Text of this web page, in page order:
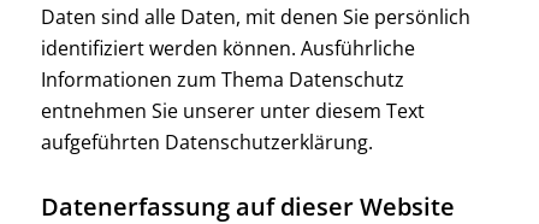
Daten sind alle Daten, mit denen Sie persönlich
identifiziert werden können. Ausführliche
Informationen zum Thema Datenschutz
entnehmen Sie unserer unter diesem Text
aufgeführten Datenschutzerklärung.
Datenerfassung auf dieser Website